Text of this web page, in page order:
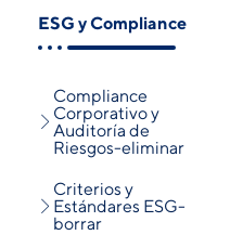
ESG y Compliance
Compliance
Corporativo y
Auditoría de
Riesgos-eliminar
Criterios y
Estándares ESG-
borrar